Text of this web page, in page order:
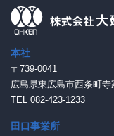
本社
〒739-0041
広島県東広島市西条町寺
TEL 082-423-1233
田口事業所